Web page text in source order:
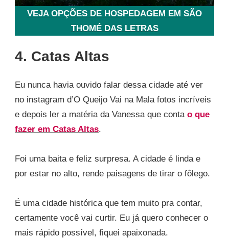
VEJA OPÇÕES DE HOSPEDAGEM EM SÃO
THOMÉ DAS LETRAS
4. Catas Altas
Eu nunca havia ouvido falar dessa cidade até ver
no instagram d’O Queijo Vai na Mala fotos incríveis
e depois ler a matéria da Vanessa que conta o que
fazer em Catas Altas.
Foi uma baita e feliz surpresa. A cidade é linda e
por estar no alto, rende paisagens de tirar o fôlego.
É uma cidade histórica que tem muito pra contar,
certamente você vai curtir. Eu já quero conhecer o
mais rápido possível, fiquei apaixonada.